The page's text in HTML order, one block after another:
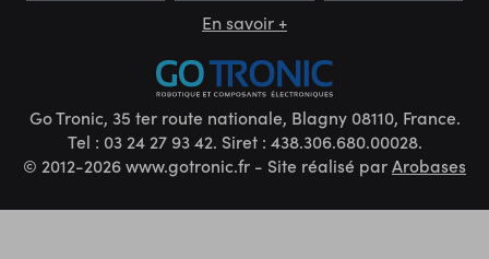
En savoir +
Go Tronic, 35 ter route nationale, Blagny 08110, France.
Tel : 03 24 27 93 42. Siret : 438.306.680.00028.
© 2012-2026 www.gotronic.fr - Site réalisé parArobases